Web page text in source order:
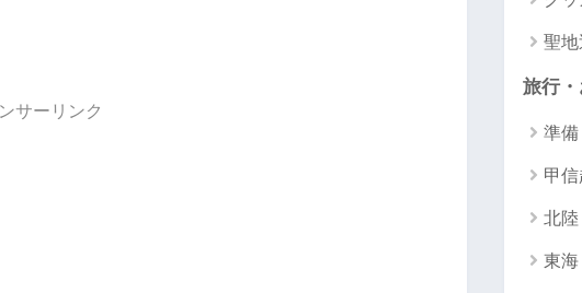
サーリンク
聖
旅行
準備
甲信
北陸
東海